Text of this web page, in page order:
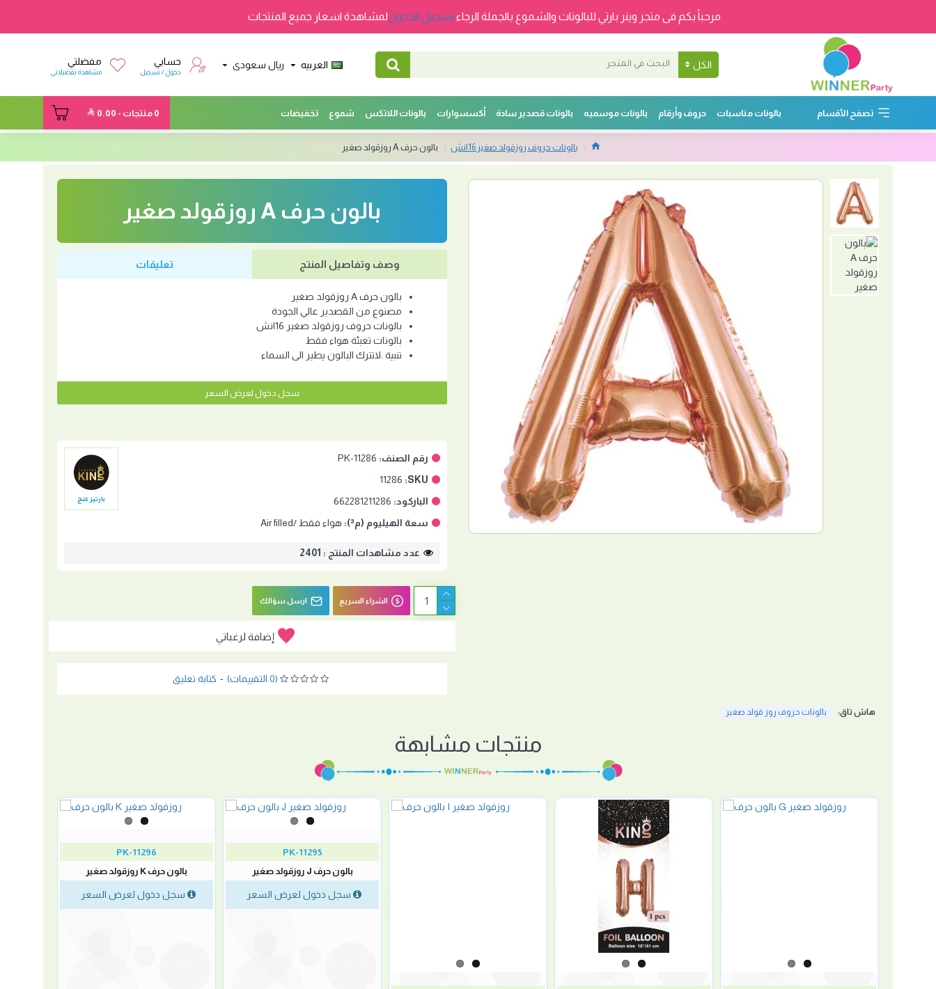
مرحباً بكم فى متجر وينر بارتي للبالونات والشموع بالجملة الرجاء تسجيل الدخوللمشاهدة اسعار جميع المنتجات
الكل العربيه ريال سعودى حسابي
دخول / تسجيل
مفضلتي
مشاهدة تفضيلاتي
تصفح الأقسام بالونات مناسبات حروف وأرقام بالونات موسميه بالونات قصدير سادة أكسسوارات بالونات اللاتكس شموع تخفيضات 0 منتجات - 0.00
بالونات حروف روزقولد صغير 16انش بالون حرف A روزقولد صغير
بالون حرف A روزقولد صغير
وصف وتفاصيل المنتج تعليقات
بالون حرف A روزقولد صغير
مصنوع من القصدير عالي الجودة
بالونات حروف روزقولد صغير 16انش
بالونات تعبئة هواء فقط
تنبية :لاتترك البالون يطير الى السماء
رقم الصنف: PK-11286
SKU:
11286
الباركود: 662281211286
سعة الهيليوم (م³):
هواء فقط /Air filled
بارتيز كنج
عدد مشاهدات المنتج : 2401
(0 التقييمات) - كتابة تعليق
سجل دخول لعرض السعر
الشراء السريع ارسل سؤالك
إضافة لرغباتي
هاش تاق: بالونات حروف روز قولد صغير
منتجات مشابهة
PK-11295
بالون حرف J روزقولد صغير
سجل دخول لعرض السعر
PK-11296
بالون حرف K روزقولد صغير
سجل دخول لعرض السعر